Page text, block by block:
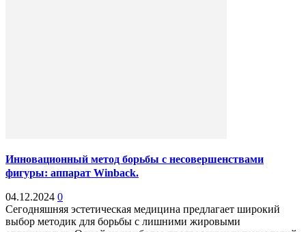
Инновационный метод борьбы с несовершенствами
фигуры: аппарат Winback.
04.12.2024 0
Сегодняшняя эстетическая медицина предлагает широкий
выбор методик для борьбы с лишними жировыми